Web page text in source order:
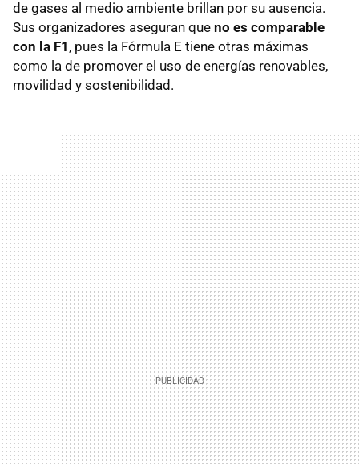
de gases al medio ambiente brillan por su ausencia.
Sus organizadores aseguran que no es comparable
con la F1 , pues la Fórmula E tiene otras máximas
como la de promover el uso de energías renovables,
movilidad y sostenibilidad.